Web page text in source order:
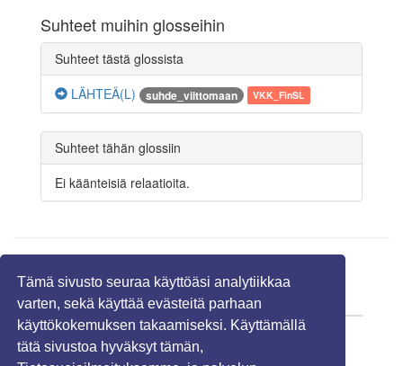
Tämä sivusto seuraa käyttöäsi analytiikkaa
varten, sekä käyttää evästeitä parhaan
käyttökokemuksen takaamiseksi. Käyttämällä
tätä sivustoa hyväksyt tämän,
Suhteet muihin glosseihin
Suhteet tästä glossista
LÄHTEÄ(L)
suhde_viittomaan VKK_FinSL
Suhteet tähän glossiin
Ei käänteisiä relaatioita.
URL
Viittomakieli
-
-